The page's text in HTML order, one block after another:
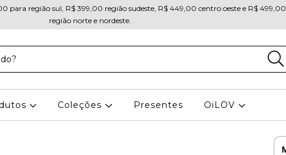
para região sul, R$ 399,00 região sudeste, R$ 449,00 centro oeste e R$ 499,00
região norte e nordeste.
Coleções Presentes OiLOV